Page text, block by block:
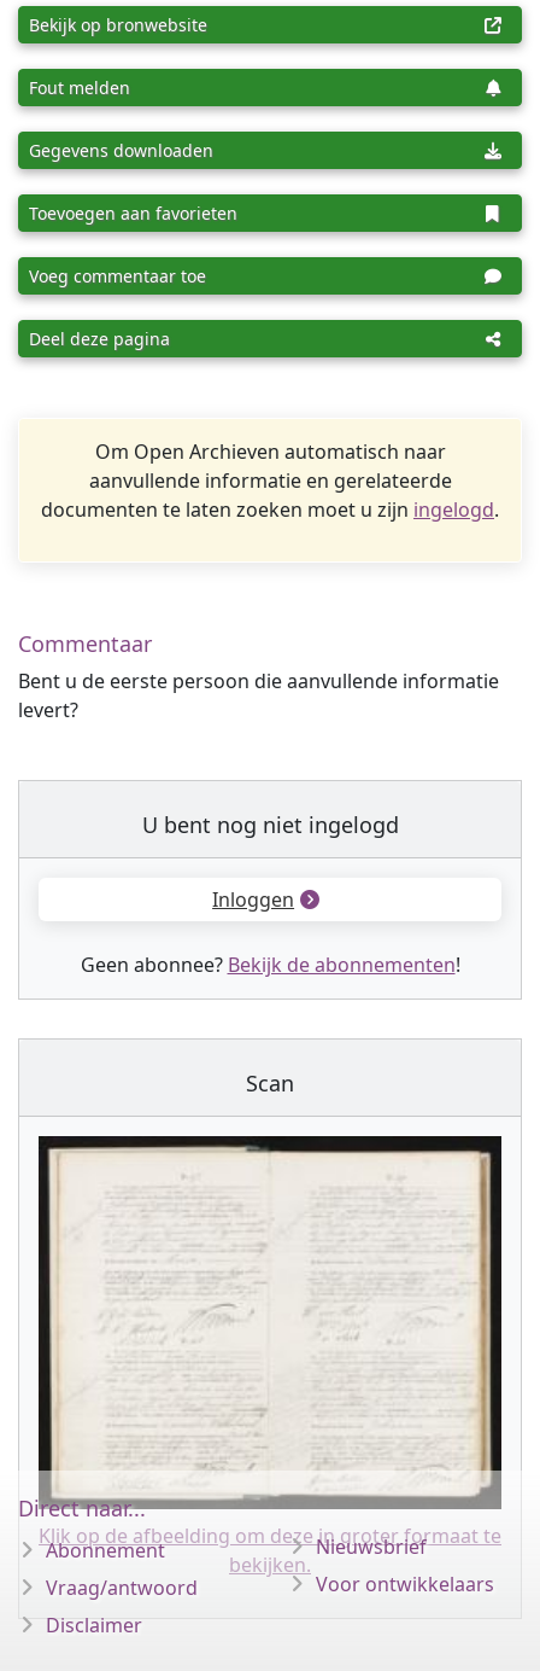
Bekijk op bronwebsite
Fout melden
Gegevens downloaden
Toevoegen aan favorieten
Voeg commentaar toe
Deel deze pagina
Om Open Archieven automatisch naar
aanvullende informatie en gerelateerde
documenten te laten zoeken moet u zijn ingelogd.
Commentaar
Bent u de eerste persoon die aanvullende informatie
levert?
U bent nog niet ingelogd
Inloggen
Geen abonnee? Bekijk de abonnementen!
Scan
Klik op de afbeelding om deze in groter formaat te
bekijken.
Direct naar...
Abonnement
Vraag/antwoord
Disclaimer
Nieuwsbrief
Voor ontwikkelaars